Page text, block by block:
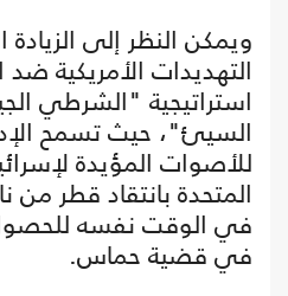
ويمكن النظر إلى
التهديدات الأمريكية ضد
استراتيجية "الشرطي
السيئ"، حيث تسمح
للأصوات المؤيدة
المتحدة بانتقاد قطر من
في الوقت نفسه
في قضية حماس.